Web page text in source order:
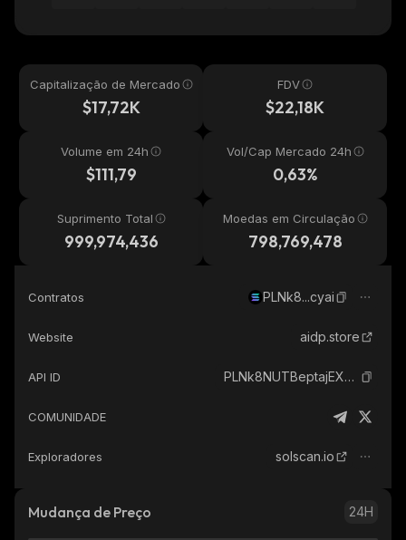
Capitalização de Mercado
$17,72K
FDV
$22,18K
Volume em 24h
$111,79
Vol/Cap Mercado 24h
0,63%
Suprimento Total
999,974,436
Moedas em Circulação
798,769,478
Contratos PLNk8...cyai
Website aidp.store
API ID PLNk8NUTBeptajEX9GzZrxsYPJ1psnw62dPnWkGcyai_solana
COMUNIDADE
Exploradores solscan.io
Mudança de Preço 24H